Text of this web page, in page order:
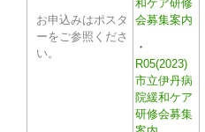
お申込みはポスタ
ーをご参照くださ
い。
・
R05(2023)
市立伊丹病
院緩和ケア
研修会募集